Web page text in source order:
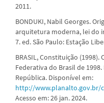
2011.
BONDUKI, Nabil Georges.
arquitetura moderna, lei do
7. ed. São Paulo: Estação
BRASIL, Constituição
Federativa do Brasil de
República. Disponível em:
http://www.planalto.gov.br/
Acesso em: 26 jan. 2024.